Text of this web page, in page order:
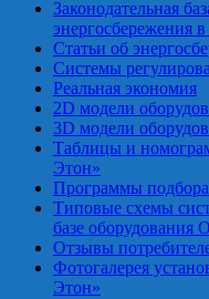
Законодательная
энергосбережения
Статьи об
Системы
Реальная экономия
2D модели
3D модели
Таблицы и
Этон»
Программы
Типовые схемы
базе оборудования
Отзывы
Фотогалерея
Этон»